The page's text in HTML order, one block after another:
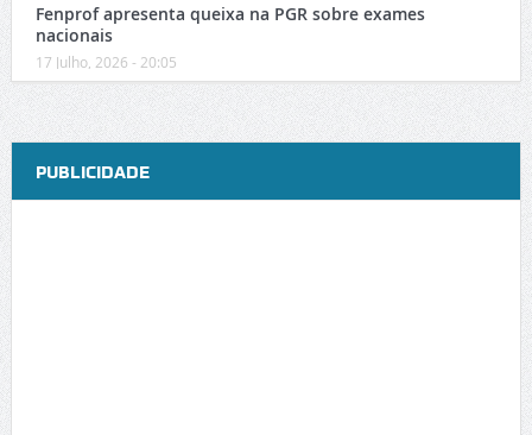
Fenprof apresenta queixa na PGR sobre exames
nacionais
17 Julho, 2026 - 20:05
PUBLICIDADE